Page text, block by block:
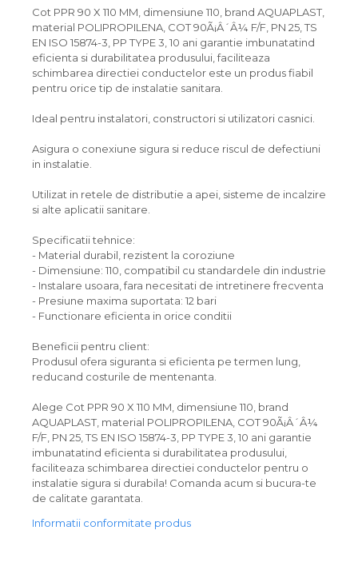
Cot PPR 90 X 110 MM, dimensiune 110, brand AQUAPLAST,
material POLIPROPILENA, COT 90Ã¡Â´Â¼ F/F, PN 25, TS
EN ISO 15874-3, PP TYPE 3, 10 ani garantie imbunatatind
eficienta si durabilitatea produsului, faciliteaza
schimbarea directiei conductelor este un produs fiabil
pentru orice tip de instalatie sanitara.
Ideal pentru instalatori, constructori si utilizatori casnici.
Asigura o conexiune sigura si reduce riscul de defectiuni
in instalatie.
Utilizat in retele de distributie a apei, sisteme de incalzire
si alte aplicatii sanitare.
Specificatii tehnice:
- Material durabil, rezistent la coroziune
- Dimensiune: 110, compatibil cu standardele din industrie
- Instalare usoara, fara necesitati de intretinere frecventa
- Presiune maxima suportata: 12 bari
- Functionare eficienta in orice conditii
Beneficii pentru client:
Produsul ofera siguranta si eficienta pe termen lung,
reducand costurile de mentenanta.
Alege Cot PPR 90 X 110 MM, dimensiune 110, brand
AQUAPLAST, material POLIPROPILENA, COT 90Ã¡Â´Â¼
F/F, PN 25, TS EN ISO 15874-3, PP TYPE 3, 10 ani garantie
imbunatatind eficienta si durabilitatea produsului,
faciliteaza schimbarea directiei conductelor pentru o
instalatie sigura si durabila! Comanda acum si bucura-te
de calitate garantata.
Informatii conformitate produs